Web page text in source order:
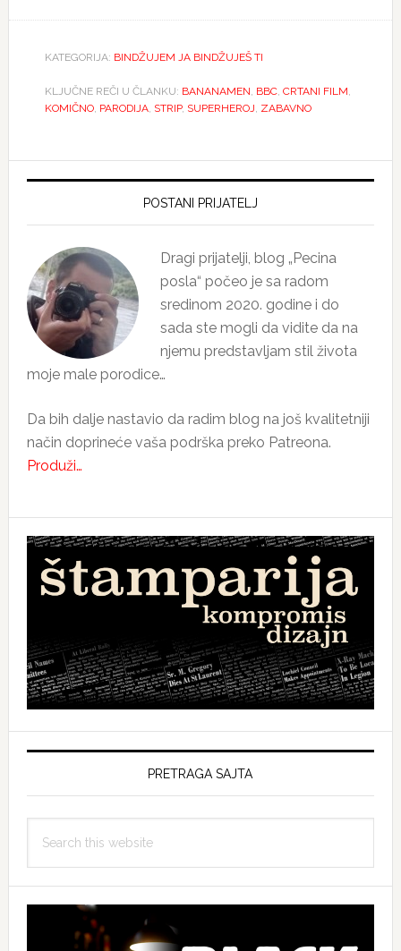
KATEGORIJA: BINDŽUJEM JA BINDŽUJEŠ TI
KLJUČNE REČI U ČLANKU: BANANAMEN, BBC, CRTANI FILM,
KOMIČNO, PARODIJA, STRIP, SUPERHEROJ, ZABAVNO
Primary
POSTANI PRIJATELJ
Dragi prijatelji, blog „Pecina
posla“ počeo je sa radom
sredinom 2020. godine i do
sada ste mogli da vidite da na
njemu predstavljam stil života
moje male porodice…
Da bih dalje nastavio da radim blog na još kvalitetniji
način doprineće vaša podrška preko Patreona.
Produži…
PRETRAGA SAJTA
this